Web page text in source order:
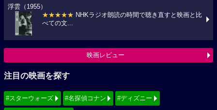
浮雲（1955）
★★★★★ NHKラジオ朗読の時間で聴き直すと映画と比
べての文...
映画レビュー
注目の映画を探す
#スターウォーズ #名探偵コナン #ディズニー